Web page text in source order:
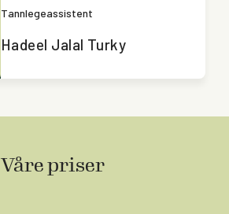
Tannlegeassistent
Hadeel Jalal Turky
Våre priser